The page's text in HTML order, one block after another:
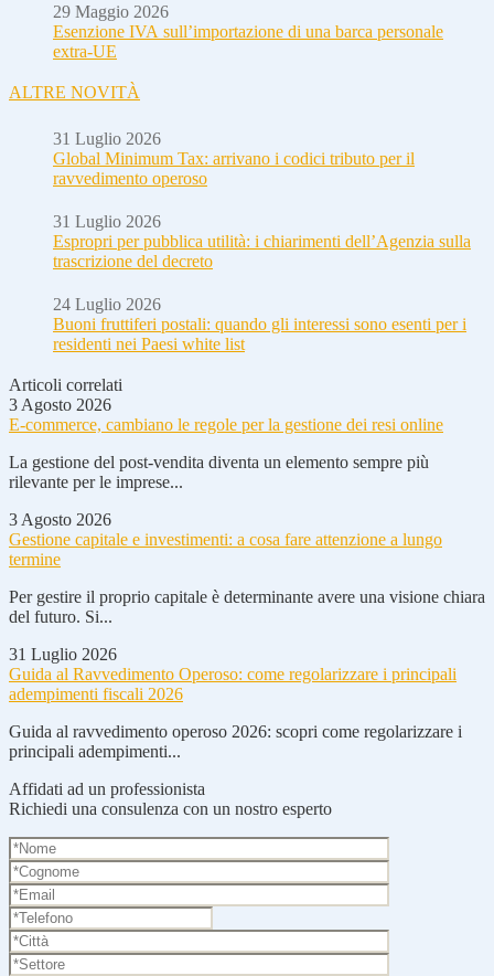
29 Maggio 2026
Esenzione IVA sull’importazione di una barca personale
extra-UE
ALTRE NOVITÀ
31 Luglio 2026
Global Minimum Tax: arrivano i codici tributo per il
ravvedimento operoso
31 Luglio 2026
Espropri per pubblica utilità: i chiarimenti dell’Agenzia sulla
trascrizione del decreto
24 Luglio 2026
Buoni fruttiferi postali: quando gli interessi sono esenti per i
residenti nei Paesi white list
Articoli correlati
3 Agosto 2026
E-commerce, cambiano le regole per la gestione dei resi online
La gestione del post-vendita diventa un elemento sempre più
rilevante per le imprese...
3 Agosto 2026
Gestione capitale e investimenti: a cosa fare attenzione a lungo
termine
Per gestire il proprio capitale è determinante avere una visione chiara
del futuro. Si...
31 Luglio 2026
Guida al Ravvedimento Operoso: come regolarizzare i principali
adempimenti fiscali 2026
Guida al ravvedimento operoso 2026: scopri come regolarizzare i
principali adempimenti...
Affidati ad un professionista
Richiedi una consulenza con un nostro esperto